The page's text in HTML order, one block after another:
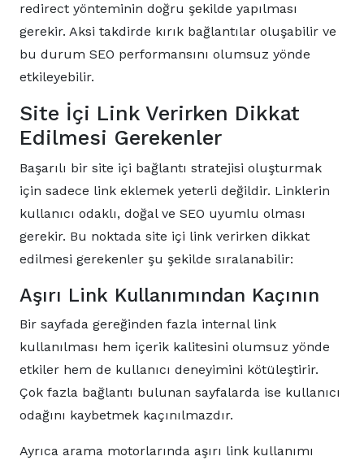
redirect yönteminin doğru şekilde yapılması
gerekir. Aksi takdirde kırık bağlantılar oluşabilir ve
bu durum SEO performansını olumsuz yönde
etkileyebilir.
Site İçi Link Verirken Dikkat
Edilmesi Gerekenler
Başarılı bir site içi bağlantı stratejisi oluşturmak
için sadece link eklemek yeterli değildir. Linklerin
kullanıcı odaklı, doğal ve SEO uyumlu olması
gerekir. Bu noktada site içi link verirken dikkat
edilmesi gerekenler şu şekilde sıralanabilir:
Aşırı Link Kullanımından Kaçının
Bir sayfada gereğinden fazla internal link
kullanılması hem içerik kalitesini olumsuz yönde
etkiler hem de kullanıcı deneyimini kötüleştirir.
Çok fazla bağlantı bulunan sayfalarda ise kullanıcı
odağını kaybetmek kaçınılmazdır.
Ayrıca arama motorlarında aşırı link kullanımı